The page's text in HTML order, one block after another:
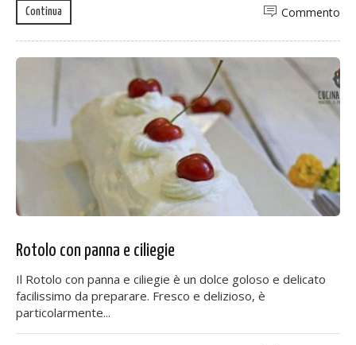
Continua Commento
Rotolo con panna e ciliegie
Il Rotolo con panna e ciliegie è un dolce goloso e delicato
facilissimo da preparare. Fresco e delizioso, è
particolarmente...